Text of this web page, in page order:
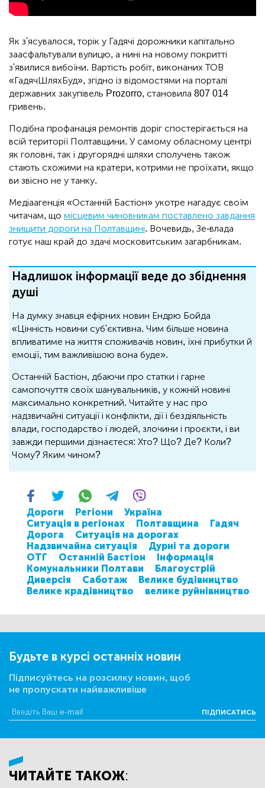
Як з'ясувалося, торік у Гадячі дорожники капітально
заасфальтували вулицю, а нині на новому покритті
з'явилися вибоїни. Вартість робіт, виконаних ТОВ
«ГадячШляхБуд», згідно із відомостями на порталі
державних закупівель Prozorro, становила 807 014
гривень.
Подібна профанація ремонтів доріг спостерігається на
всій території Полтавщини. У самому обласному центрі
як головні, так і другорядні шляхи сполучень також
стають схожими на кратери, котрими не проїхати, якщо
ви звісно не у танку.
Медіаагенція «Останній Бастіон» укотре нагадує своїм
читачам, що місцевим чиновникам поставлено завдання
знищити дороги на Полтавщині. Вочевидь, Зе-влада
готує наш край до здачі московитським загарбникам.
Надлишок інформації веде до збіднення
душі
На думку знавця ефірних новин Ендрю Бойда
«Цінність новини суб'єктивна. Чим більше новина
впливатиме на життя споживачів новин, їхні прибутки й
емоції, тим важливішою вона буде».
Останній Бастіон, дбаючи про статки і гарне
самопочуття своїх шанувальників, у кожній новині
максимально конкретний. Читайте у нас про
надзвичайні ситуації і конфлікти, дії і бездіяльність
влади, господарство і людей, злочини і проєкти, і ви
завжди першими дізнаєтеся: Хто? Що? Де? Коли?
Чому? Яким чином?
Дороги Регіони
Україна
Ситуація в регіонах
Полтавщина
Гадяч
Дорога
Ситуація на дорогах
Надзвичайна ситуація
Дурні та дороги
ОТГ
Останній Бастіон
Інформація
Комунальники Полтави
Благоустрій
Диверсія
Саботаж
Велике будівництво
Велике крадівництво
велике руйнівництво
Будьте в курсі останніх новин
Підписуйтесь на розсилку новин, щоб
не пропускати найважливіше
ПІДПИСАТИСЬ
ЧИТАЙТЕ ТАКОЖ: